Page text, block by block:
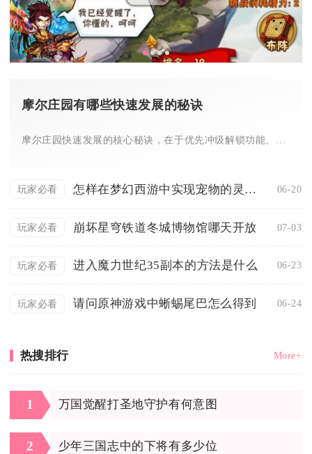
摩尔庄园有哪些快速发展的秘诀
摩尔庄园快速发展的核心秘诀，在于优先冲级解锁功能、高效赚摩尔...
玩家必看 怎样在梦幻西游中实现宠物的灵兽转变 06-20
玩家必看 崩坏星穹铁道冬城博物馆哪天开放 07-03
玩家必看 进入魔力世纪35副本的方法是什么 06-23
玩家必看 请问原神游戏中蜥蜴尾巴怎么得到 06-24
热搜排行 More+
1 万国觉醒打圣地守护有何意图
2 少年三国志中的下将有多少位